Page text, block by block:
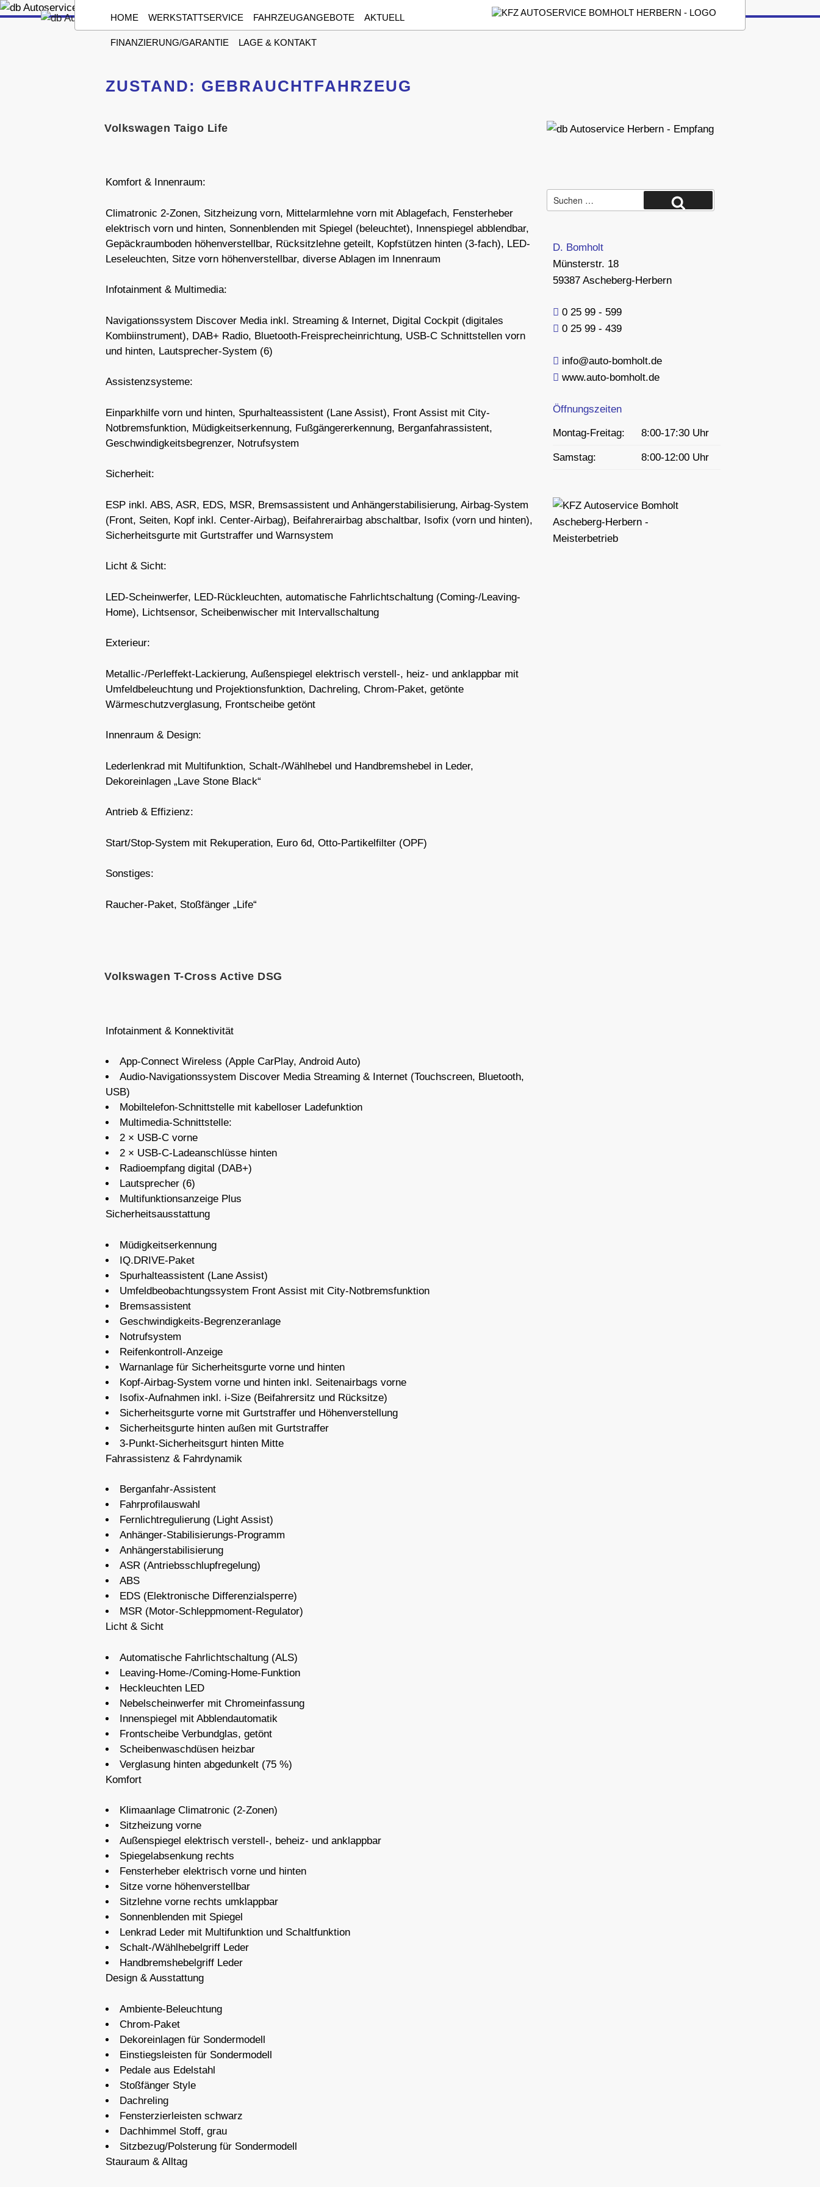
Zum
HOME WERKSTATTSERVICE FAHRZEUGANGEBOTE AKTUELL
FINANZIERUNG/GARANTIE LAGE & KONTAKT
ZUSTAND: GEBRAUCHTFAHRZEUG
Volkswagen Taigo Life
Komfort & Innenraum:
Climatronic 2-Zonen, Sitzheizung vorn, Mittelarmlehne vorn mit Ablagefach, Fensterheber
elektrisch vorn und hinten, Sonnenblenden mit Spiegel (beleuchtet), Innenspiegel abblendbar,
Gepäckraumboden höhenverstellbar, Rücksitzlehne geteilt, Kopfstützen hinten (3-fach), LED-
Leseleuchten, Sitze vorn höhenverstellbar, diverse Ablagen im Innenraum
Infotainment & Multimedia:
Navigationssystem Discover Media inkl. Streaming & Internet, Digital Cockpit (digitales
Kombiinstrument), DAB+ Radio, Bluetooth-Freisprecheinrichtung, USB-C Schnittstellen vorn
und hinten, Lautsprecher-System (6)
Assistenzsysteme:
Einparkhilfe vorn und hinten, Spurhalteassistent (Lane Assist), Front Assist mit City-
Notbremsfunktion, Müdigkeitserkennung, Fußgängererkennung, Berganfahrassistent,
Geschwindigkeitsbegrenzer, Notrufsystem
Sicherheit:
ESP inkl. ABS, ASR, EDS, MSR, Bremsassistent und Anhängerstabilisierung, Airbag-System
(Front, Seiten, Kopf inkl. Center-Airbag), Beifahrerairbag abschaltbar, Isofix (vorn und hinten),
Sicherheitsgurte mit Gurtstraffer und Warnsystem
Licht & Sicht:
LED-Scheinwerfer, LED-Rückleuchten, automatische Fahrlichtschaltung (Coming-/Leaving-
Home), Lichtsensor, Scheibenwischer mit Intervallschaltung
Exterieur:
Metallic-/Perleffekt-Lackierung, Außenspiegel elektrisch verstell-, heiz- und anklappbar mit
Umfeldbeleuchtung und Projektionsfunktion, Dachreling, Chrom-Paket, getönte
Wärmeschutzverglasung, Frontscheibe getönt
Innenraum & Design:
Lederlenkrad mit Multifunktion, Schalt-/Wählhebel und Handbremshebel in Leder,
Dekoreinlagen „Lave Stone Black“
Antrieb & Effizienz:
Start/Stop-System mit Rekuperation, Euro 6d, Otto-Partikelfilter (OPF)
Sonstiges:
Raucher-Paket, Stoßfänger „Life“
Volkswagen T-Cross Active DSG
Infotainment & Konnektivität
App-Connect Wireless (Apple CarPlay, Android Auto)
Audio-Navigationssystem Discover Media Streaming & Internet (Touchscreen, Bluetooth,
USB)
Mobiltelefon-Schnittstelle mit kabelloser Ladefunktion
Multimedia-Schnittstelle:
2 × USB-C vorne
2 × USB-C-Ladeanschlüsse hinten
Radioempfang digital (DAB+)
Lautsprecher (6)
Multifunktionsanzeige Plus
Sicherheitsausstattung
Müdigkeitserkennung
IQ.DRIVE-Paket
Spurhalteassistent (Lane Assist)
Umfeldbeobachtungssystem Front Assist mit City-Notbremsfunktion
Bremsassistent
Geschwindigkeits-Begrenzeranlage
Notrufsystem
Reifenkontroll-Anzeige
Warnanlage für Sicherheitsgurte vorne und hinten
Kopf-Airbag-System vorne und hinten inkl. Seitenairbags vorne
Isofix-Aufnahmen inkl. i-Size (Beifahrersitz und Rücksitze)
Sicherheitsgurte vorne mit Gurtstraffer und Höhenverstellung
Sicherheitsgurte hinten außen mit Gurtstraffer
3-Punkt-Sicherheitsgurt hinten Mitte
Fahrassistenz & Fahrdynamik
Berganfahr-Assistent
Fahrprofilauswahl
Fernlichtregulierung (Light Assist)
Anhänger-Stabilisierungs-Programm
Anhängerstabilisierung
ASR (Antriebsschlupfregelung)
ABS
EDS (Elektronische Differenzialsperre)
MSR (Motor-Schleppmoment-Regulator)
Licht & Sicht
Automatische Fahrlichtschaltung (ALS)
Leaving-Home-/Coming-Home-Funktion
Heckleuchten LED
Nebelscheinwerfer mit Chromeinfassung
Innenspiegel mit Abblendautomatik
Frontscheibe Verbundglas, getönt
Scheibenwaschdüsen heizbar
Verglasung hinten abgedunkelt (75 %)
Komfort
Klimaanlage Climatronic (2-Zonen)
Sitzheizung vorne
Außenspiegel elektrisch verstell-, beheiz- und anklappbar
Spiegelabsenkung rechts
Fensterheber elektrisch vorne und hinten
Sitze vorne höhenverstellbar
Sitzlehne vorne rechts umklappbar
Sonnenblenden mit Spiegel
Lenkrad Leder mit Multifunktion und Schaltfunktion
Schalt-/Wählhebelgriff Leder
Handbremshebelgriff Leder
Design & Ausstattung
Ambiente-Beleuchtung
Chrom-Paket
Dekoreinlagen für Sondermodell
Einstiegsleisten für Sondermodell
Pedale aus Edelstahl
Stoßfänger Style
Dachreling
Fensterzierleisten schwarz
Dachhimmel Stoff, grau
Sitzbezug/Polsterung für Sondermodell
Stauraum & Alltag
Suche
nach:
D. Bomholt
Münsterstr. 18
59387 Ascheberg-Herbern
0 25 99 - 599
0 25 99 - 439
info@auto-bomholt.de
www.auto-bomholt.de
Öffnungszeiten
Montag-Freitag: 8:00-17:30 Uhr
Samstag: 8:00-12:00 Uhr